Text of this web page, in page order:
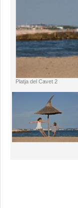
Platja del Cavet 2